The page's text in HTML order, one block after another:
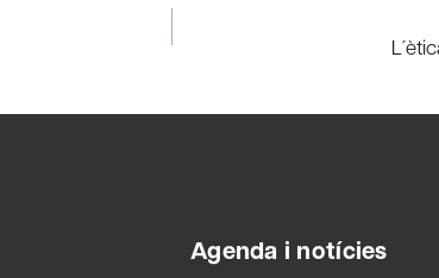
Agenda i notícies